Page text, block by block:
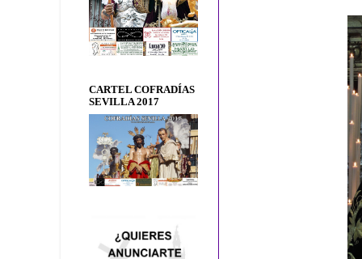
CARTEL COFRADÍAS
SEVILLA 2017